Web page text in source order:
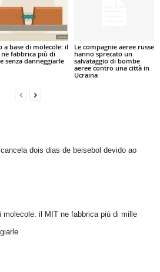
a base di molecole: il
ne fabbrica più di
senza danneggiarle
Le compagnie aeree russe
hanno sprecato un
salvataggio di bombe
aeree contro una città in
Ucraina
dois dias de beisebol devido ao
molecole: il MIT ne fabbrica più di mille